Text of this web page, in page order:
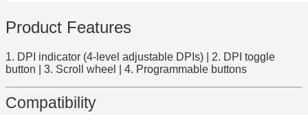
Product Features
1. DPI indicator (4-level adjustable DPIs) | 2. DPI toggle
button | 3. Scroll wheel | 4. Programmable buttons
Compatibility